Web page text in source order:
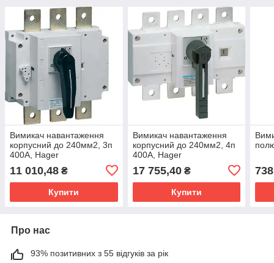
Вимикач навантаження
корпусний до 240мм2, 3п
400А, Hager
11 010,48 ₴
Купити
Вимикач навантаження
корпусний до 240мм2, 4п
400А, Hager
17 755,40₴
Купити
Про нас
93% позитивних з 55 відгуків за рік